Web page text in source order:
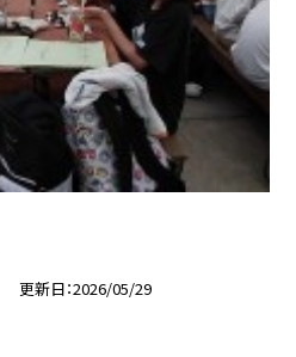
更新日 2026/05/29